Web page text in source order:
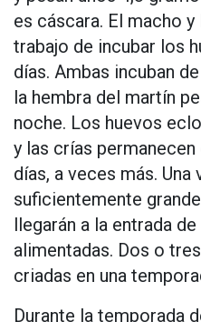
es cáscara. El macho
trabajo de incubar los
días. Ambas incuban
la hembra del martín
noche. Los huevos
y las crías
días, a veces más. Una
suficientemente
llegarán a la entrada
alimentadas. Dos o
criadas en una
Durante la temporada